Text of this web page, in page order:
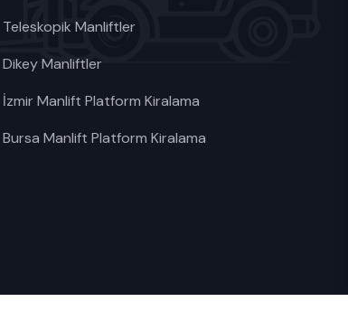
Teleskopik Manliftler
Dikey Manliftler
İzmir Manlift Platform Kiralama
Bursa Manlift Platform Kiralama
AKÜLÜ